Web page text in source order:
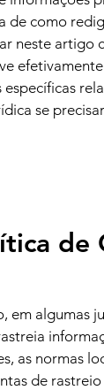
de como
neste artigo
específicas
se
de
em algumas
as normas
de